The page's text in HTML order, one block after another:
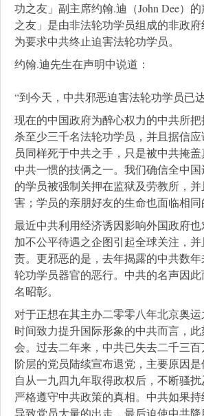
功之友」副主席约翰.迪（John Dee）
之友」是由非法轮功学员组成的非政
为要求中共终止迫害法轮功学员。
约翰.迪先生在声明中说道：
“到今天，中共邪恶迫害法轮功学员已达
现在的中国政府为醉心权力的中共所
杀至少三千名法轮功学员，并且据信
员同样死于中共之手，只是被中共掩
中共一惯的技俩之一。我们确信全中
的学员被强制关押在监狱及劳教所，
害；学员的亲朋好友的生命也面临相同
最近中共利用经济诱因影响外国政府
加不公平待遇之企图引起全球关注，
责。更邪恶的是，去年揭露的中共数
轮功学员器官的恶行。中共的名声因
名昭彰。
对于正想在其主办二零零八年北京奥
时间致力提升国际形象的中共而言，
会。过去二年来，中共已失去二千三
阶层的党员陆续宣布退党，主要原因
自从一九四九年取得政权后，不断骚
严格遵守中共政策的真相。中共如果